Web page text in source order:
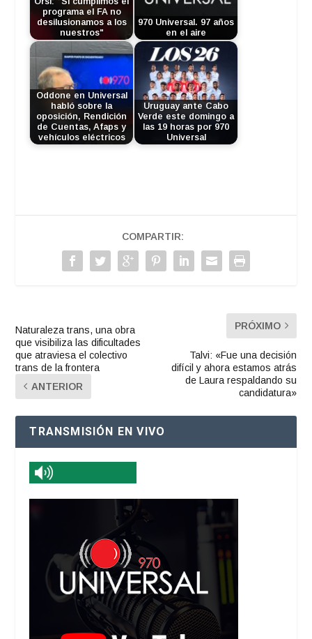
programa el FA no
desilusionamos a los
nuestros"
970 Universal. 97 años
en el aire
Oddone en Universal
habló sobre la
oposición, Rendición
de Cuentas, Afaps y
vehículos eléctricos
Uruguay ante Cabo
Verde este domingo a
las 19 horas por 970
Universal
COMPARTIR:
Naturaleza trans, una obra
que visibiliza las dificultades
que atraviesa el colectivo
trans de la frontera
ANTERIOR
PRÓXIMO
Talvi: «Fue una decisión
difícil y ahora estamos atrás
de Laura respaldando su
candidatura»
TRANSMISIÓN EN VIVO